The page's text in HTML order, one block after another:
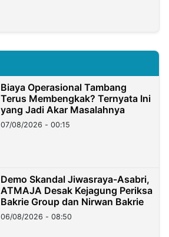
Biaya Operasional Tambang
Terus Membengkak? Ternyata Ini
yang Jadi Akar Masalahnya
07/08/2026 - 00:15
Demo Skandal Jiwasraya-Asabri,
ATMAJA Desak Kejagung Periksa
Bakrie Group dan Nirwan Bakrie
06/08/2026 - 08:50